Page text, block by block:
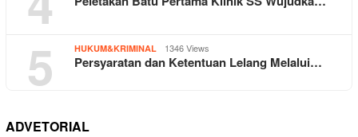
5 HUKUM&KRIMINAL 1346 Views
Persyaratan dan Ketentuan Lelang Melalui…
ADVETORIAL